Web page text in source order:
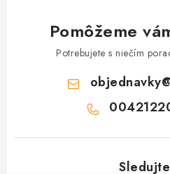
Pomôžeme
Potrebujete s niečím
objednavky